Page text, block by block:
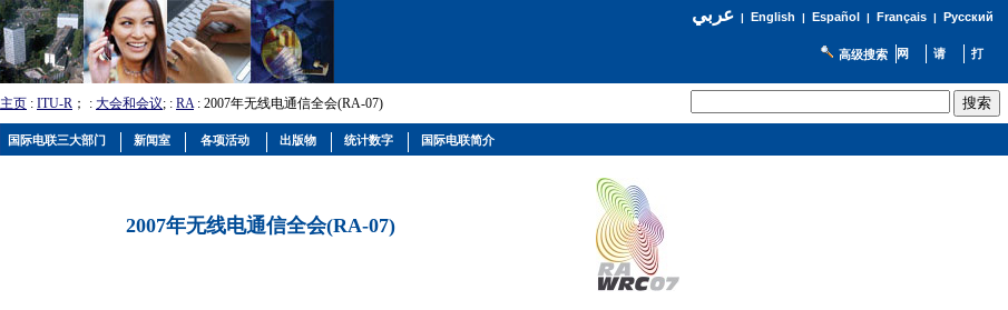
عربي| English | Español | Français| Русский
高级搜索
主页 : ITU-R ； : 大会和会议; : RA: 2007年无线电通信全会(RA-07)
2007年无线电通信全会(RA-07)
国际电联三大部门 新闻室 各项活动 出版物 统计数字 国际电联简介